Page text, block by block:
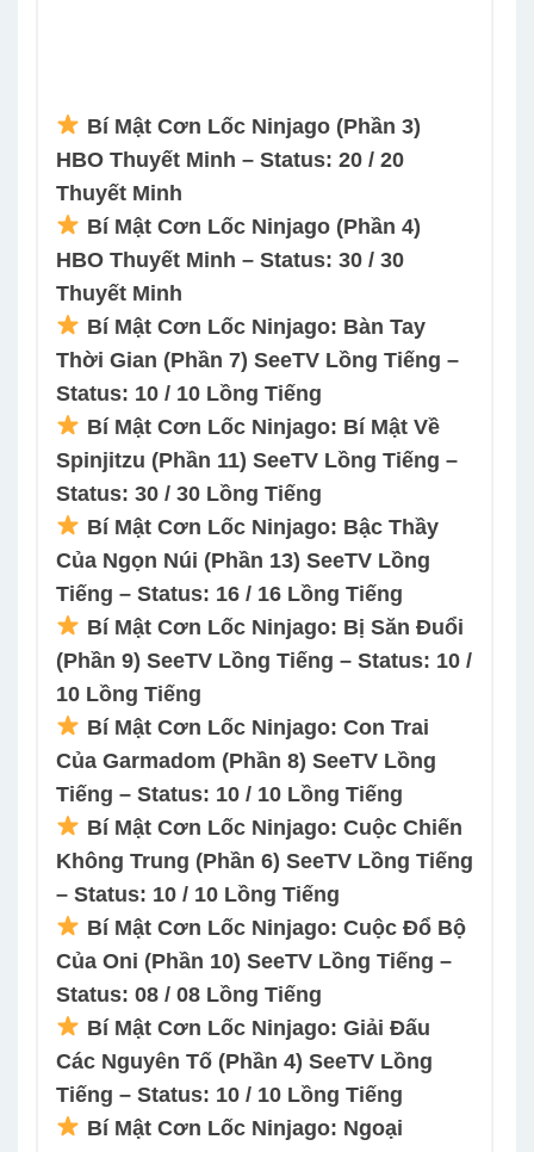
Bí Mật Cơn Lốc Ninjago (Phần 3)
HBO Thuyết Minh – Status: 20 / 20
Thuyết Minh
Bí Mật Cơn Lốc Ninjago (Phần 4)
HBO Thuyết Minh – Status: 30 / 30
Thuyết Minh
Bí Mật Cơn Lốc Ninjago: Bàn Tay
Thời Gian (Phần 7) SeeTV Lồng Tiếng –
Status: 10 / 10 Lồng Tiếng
Bí Mật Cơn Lốc Ninjago: Bí Mật Về
Spinjitzu (Phần 11) SeeTV Lồng Tiếng –
Status: 30 / 30 Lồng Tiếng
Bí Mật Cơn Lốc Ninjago: Bậc Thầy
Của Ngọn Núi (Phần 13) SeeTV Lồng
Tiếng – Status: 16 / 16 Lồng Tiếng
Bí Mật Cơn Lốc Ninjago: Bị Săn Đuổi
(Phần 9) SeeTV Lồng Tiếng – Status: 10 /
10 Lồng Tiếng
Bí Mật Cơn Lốc Ninjago: Con Trai
Của Garmadom (Phần 8) SeeTV Lồng
Tiếng – Status: 10 / 10 Lồng Tiếng
Bí Mật Cơn Lốc Ninjago: Cuộc Chiến
Không Trung (Phần 6) SeeTV Lồng Tiếng
– Status: 10 / 10 Lồng Tiếng
Bí Mật Cơn Lốc Ninjago: Cuộc Đổ Bộ
Của Oni (Phần 10) SeeTV Lồng Tiếng –
Status: 08 / 08 Lồng Tiếng
Bí Mật Cơn Lốc Ninjago: Giải Đấu
Các Nguyên Tố (Phần 4) SeeTV Lồng
Tiếng – Status: 10 / 10 Lồng Tiếng
Bí Mật Cơn Lốc Ninjago: Ngoại